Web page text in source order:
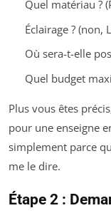
Quel matériau ?
Éclairage ? (non,
Où sera-t-elle
Quel budget
Plus vous êtes
pour une enseigne
simplement parce
me le dire.
Étape 2 :